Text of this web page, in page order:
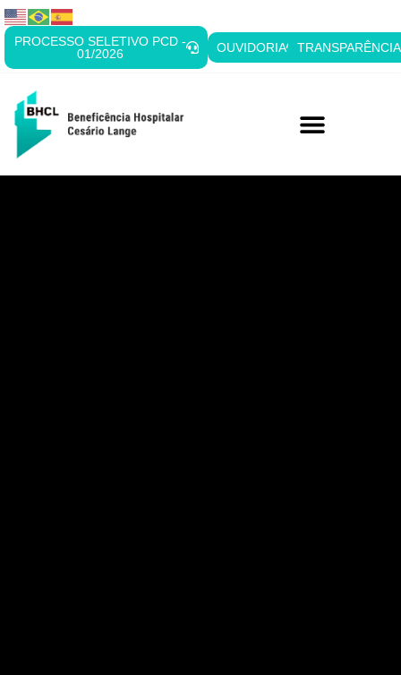
PROCESSO SELETIVO PCD -
01/2026
OUVIDORIA TRANSPARÊNCIA